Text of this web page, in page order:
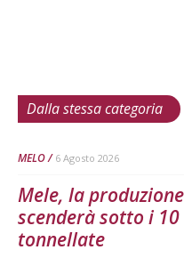
Dalla stessa categoria
MELO 6 Agosto 2026
Mele, la
scenderà sotto i
tonnellate